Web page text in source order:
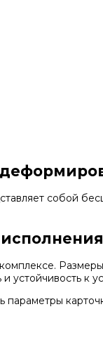
собой
устойчивость к
параметры